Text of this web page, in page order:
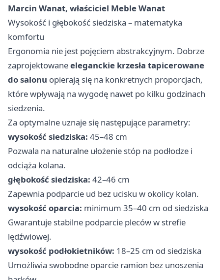
Marcin Wanat, właściciel Meble Wanat
Wysokość i głębokość siedziska – matematyka
komfortu
Ergonomia nie jest pojęciem abstrakcyjnym. Dobrze
zaprojektowaneeleganckie krzesła tapicerowane
do salonu opierają się na konkretnych proporcjach,
które wpływają na wygodę nawet po kilku godzinach
siedzenia.
Za optymalne uznaje się następujące parametry:
wysokość siedziska: 45–48 cm
Pozwala na naturalne ułożenie stóp na podłodze i
odciąża kolana.
głębokość siedziska: 42–46 cm
Zapewnia podparcie ud bez ucisku w okolicy kolan.
wysokość oparcia: minimum 35–40 cm od siedziska
Gwarantuje stabilne podparcie pleców w strefie
lędźwiowej.
wysokość podłokietników: 18–25 cm od siedziska
Umożliwia swobodne oparcie ramion bez unoszenia